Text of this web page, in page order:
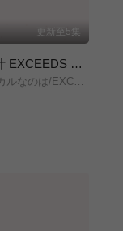
更新至5集
魔法少女奈叶 EXCEEDS Gun Blaze Vengeance
魔法少女リリカルなのは/EXCEEDS/Gun/Blaze/Vengeance/